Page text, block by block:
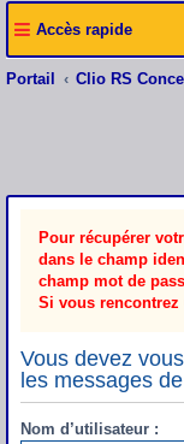
Accès rapide
Portail Clio RS
Pour récupérer
dans le champ
champ mot de
Si vous rencontrez
Vous devez
les messages
Nom d’utilisateur :